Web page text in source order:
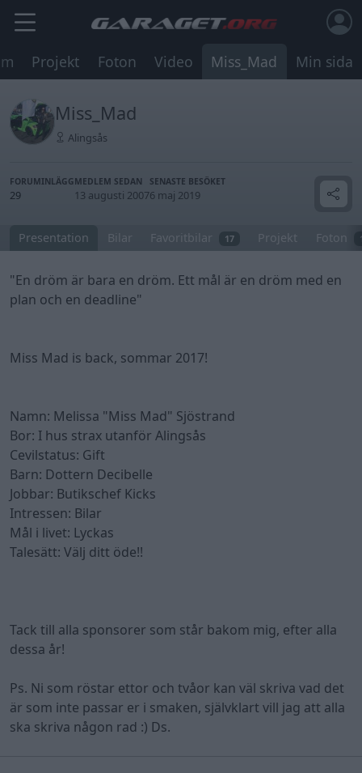
Projekt Foton Video Miss_Mad Min sida
Miss_Mad
Alingsås
FORUMINLÄGG
29
MEDLEM SEDAN
13 augusti 2007
SENASTE BESÖKET
6 maj 2019
Presentation Bilar Favoritbilar 17 Projekt Foton
"En dröm är bara en dröm. Ett mål är en dröm med en
plan och en deadline"
Miss Mad is back, sommar 2017!
Namn: Melissa "Miss Mad" Sjöstrand
Bor: I hus strax utanför Alingsås
Cevilstatus: Gift
Barn: Dottern Decibelle
Jobbar: Butikschef Kicks
Intressen: Bilar
Mål i livet: Lyckas
Talesätt: Välj ditt öde!!
Tack till alla sponsorer som står bakom mig, efter alla
dessa år!
Ps. Ni som röstar ettor och tvåor kan väl skriva vad det
är som inte passar er i smaken, självklart vill jag att alla
ska skriva någon rad :) Ds.